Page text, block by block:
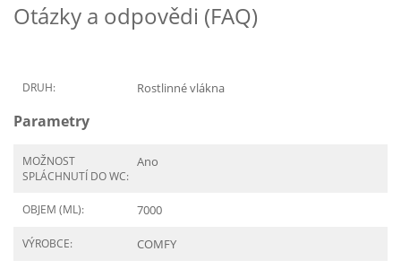
Otázky a odpovědi (FAQ)
DRUH: Rostlinné vlákna
Parametry
MOŽNOST
SPLÁCHNUTÍ DO WC:
Ano
OBJEM (ML): 7000
VÝROBCE: COMFY